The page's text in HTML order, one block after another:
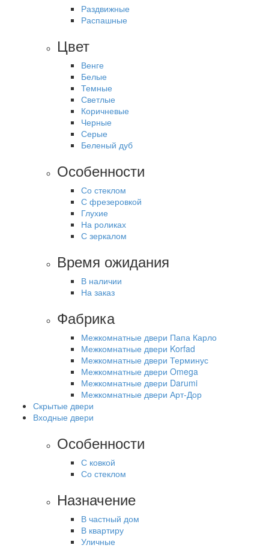
Раздвижные
Распашные
Цвет
Венге
Белые
Темные
Светлые
Коричневые
Черные
Серые
Беленый дуб
Особенности
Со стеклом
С фрезеровкой
Глухие
На роликах
С зеркалом
Время ожидания
В наличии
На заказ
Фабрика
Межкомнатные двери Папа Карло
Межкомнатные двери Korfad
Межкомнатные двери Терминус
Межкомнатные двери Omega
Межкомнатные двери Darumi
Межкомнатные двери Арт-Дор
Скрытые двери
Входные двери
Особенности
С ковкой
Со стеклом
Назначение
В частный дом
В квартиру
Уличные